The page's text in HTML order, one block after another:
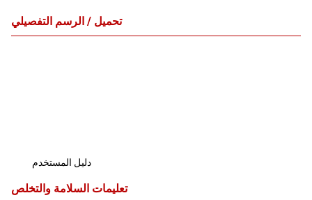
تحميل / الرسم التفصيلي
دليل المستخدم
تعليمات السلامة والتخلص